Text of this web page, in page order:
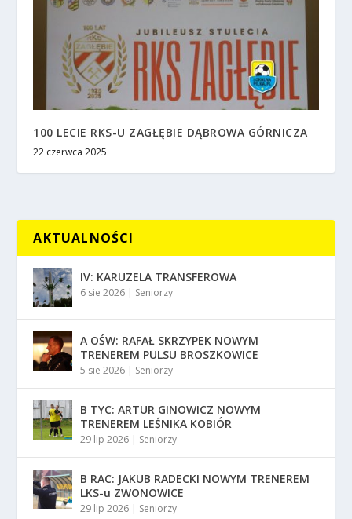
100 LECIE RKS-U ZAGŁĘBIE DĄBROWA GÓRNICZA
22 czerwca 2025
AKTUALNOŚCI
IV: KARUZELA TRANSFEROWA
6 sie 2026 | Seniorzy
A OŚW: RAFAŁ SKRZYPEK NOWYM
TRENEREM PULSU BROSZKOWICE
5 sie 2026 | Seniorzy
B TYC: ARTUR GINOWICZ NOWYM
TRENEREM LEŚNIKA KOBIÓR
29 lip 2026 | Seniorzy
B RAC: JAKUB RADECKI NOWYM TRENEREM
LKS-u ZWONOWICE
29 lip 2026 | Seniorzy